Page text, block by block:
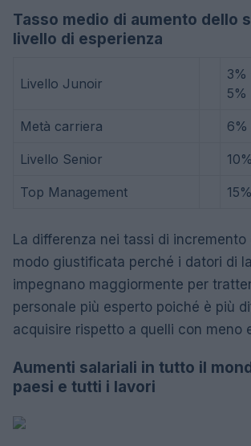
Tasso medio di aumento dello
livello di esperienza
Livello Junoir
3%
5%
Metà carriera 6%
Livello Senior
Top Management
La differenza nei tassi di incremento
modo giustificata perché i datori di
impegnano maggiormente per
personale più esperto poiché è più
acquisire rispetto a quelli con meno
Aumenti salariali in tutto il
paesi e tutti i lavori